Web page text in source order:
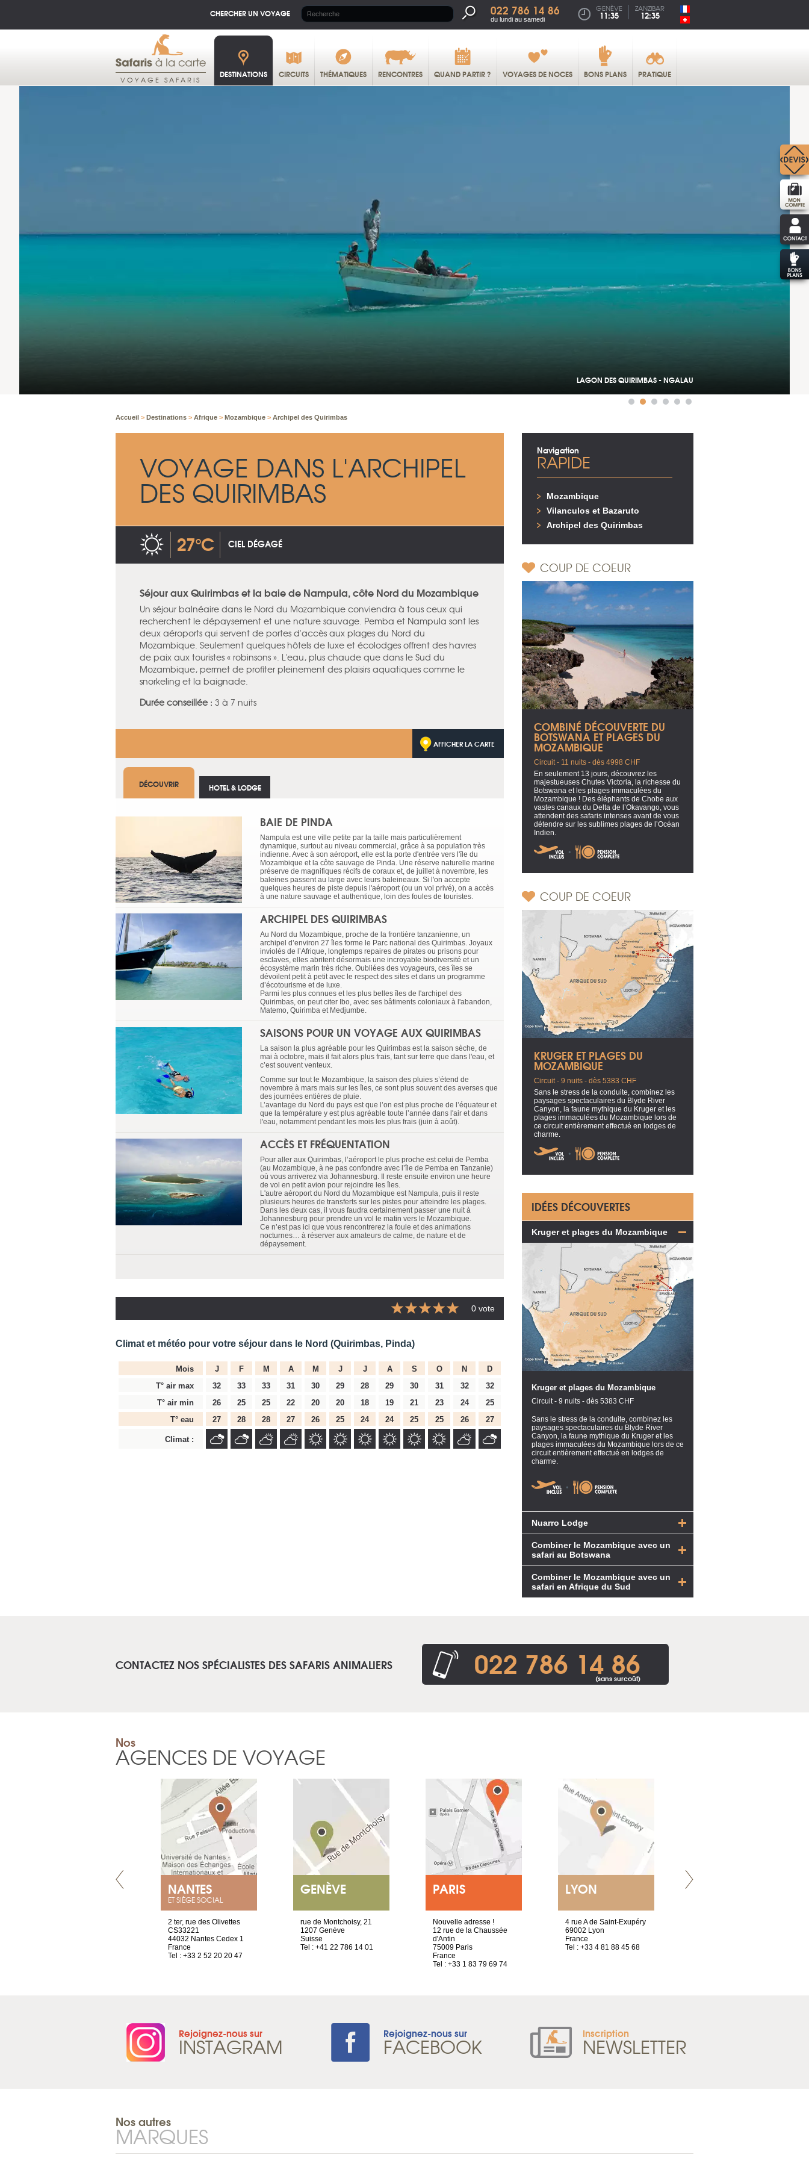
CHERCHER UN VOYAGE 022 786 14 86
du lundi au samedi
GENÈVE
11:35
ZANZIBAR
12:35
VOYAGE SAFARIS DESTINATIONS CIRCUITS THÉMATIQUES RENCONTRES QUAND PARTIR ? VOYAGES DE NOCES BONS PLANS PRATIQUE
LAGON DES QUIRIMBAS - NGALAU
Accueil > Destinations > Afrique > Mozambique > Archipel des Quirimbas
VOYAGE DANS L'ARCHIPEL
DES QUIRIMBAS
27°C CIEL DÉGAGÉ
Séjour aux Quirimbas et la baie de Nampula, côte Nord du Mozambique
Un séjour balnéaire dans le Nord du Mozambique conviendra à tous ceux qui
recherchent le dépaysement et une nature sauvage. Pemba et Nampula sont les
deux aéroports qui servent de portes d'accès aux plages du Nord du
Mozambique. Seulement quelques hôtels de luxe et écolodges offrent des havres
de paix aux touristes « robinsons ». L'eau, plus chaude que dans le Sud du
Mozambique, permet de profiter pleinement des plaisirs aquatiques comme le
snorkeling et la baignade.
Durée conseillée : 3 à 7 nuits
AFFICHER LA CARTE
DÉCOUVRIR
BAIE DE PINDA
Nampula est une ville petite par la taille mais particulièrement
dynamique, surtout au niveau commercial, grâce à sa population très
indienne. Avec à son aéroport, elle est la porte d'entrée vers l'île du
Mozambique et la côte sauvage de Pinda. Une réserve naturelle marine
préserve de magnifiques récifs de coraux et, de juillet à novembre, les
baleines passent au large avec leurs baleineaux. Si l'on accepte
quelques heures de piste depuis l'aéroport (ou un vol privé), on a accès
à une nature sauvage et authentique, loin des foules de touristes.
ARCHIPEL DES QUIRIMBAS
Au Nord du Mozambique, proche de la frontière tanzanienne, un
archipel d’environ 27 îles forme le Parc national des Quirimbas. Joyaux
inviolés de l’Afrique, longtemps repaires de pirates ou prisons pour
esclaves, elles abritent désormais une incroyable biodiversité et un
écosystème marin très riche. Oubliées des voyageurs, ces îles se
dévoilent petit à petit avec le respect des sites et dans un programme
d’écotourisme et de luxe.
Parmi les plus connues et les plus belles îles de l'archipel des
Quirimbas, on peut citer Ibo, avec ses bâtiments coloniaux à l'abandon,
Matemo, Quirimba et Medjumbe.
SAISONS POUR UN VOYAGE AUX QUIRIMBAS
La saison la plus agréable pour les Quirimbas est la saison sèche, de
mai à octobre, mais il fait alors plus frais, tant sur terre que dans l'eau, et
c’est souvent venteux.
Comme sur tout le Mozambique, la saison des pluies s’étend de
novembre à mars mais sur les îles, ce sont plus souvent des averses que
des journées entières de pluie.
L’avantage du Nord du pays est que l’on est plus proche de l’équateur et
que la température y est plus agréable toute l’année dans l'air et dans
l'eau, notamment pendant les mois les plus frais (juin à août).
ACCÈS ET FRÉQUENTATION
Pour aller aux Quirimbas, l’aéroport le plus proche est celui de Pemba
(au Mozambique, à ne pas confondre avec l’île de Pemba en Tanzanie)
où vous arriverez via Johannesburg. Il reste ensuite environ une heure
de vol en petit avion pour rejoindre les îles.
L'autre aéroport du Nord du Mozambique est Nampula, puis il reste
plusieurs heures de transferts sur les pistes pour atteindre les plages.
Dans les deux cas, il vous faudra certainement passer une nuit à
Johannesburg pour prendre un vol le matin vers le Mozambique.
Ce n’est pas ici que vous rencontrerez la foule et des animations
nocturnes… à réserver aux amateurs de calme, de nature et de
dépaysement.
HOTEL & LODGE
0 vote
Climat et météo pour votre séjour dans le Nord (Quirimbas, Pinda)
Mois J F M A M J J A S O N
D
T° air max
32 33 33 31 30 29 28 29 30 31 32
32
T° air min
26 25 25 22 20 20 18 19 21 23 24
25
T° eau
27 28 28 27 26 25 24 24 25 25 26 27
Climat :
Navigation
RAPIDE
Mozambique
Vilanculos et Bazaruto
Archipel des Quirimbas
COUP DE COEUR
COMBINÉ DÉCOUVERTE DU
BOTSWANA ET PLAGES DU
MOZAMBIQUE
Circuit - 11 nuits - dès 4998 CHF
En seulement 13 jours, découvrez les
majestueuses Chutes Victoria, la richesse du
Botswana et les plages immaculées du
Mozambique ! Des éléphants de Chobe aux
vastes canaux du Delta de l’Okavango, vous
attendent des safaris intenses avant de vous
détendre sur les sublimes plages de l’Océan
Indien.
COUP DE COEUR
KRUGER ET PLAGES DU
MOZAMBIQUE
Circuit - 9 nuits - dès 5383 CHF
Sans le stress de la conduite, combinez les
paysages spectaculaires du Blyde River
Canyon, la faune mythique du Kruger et les
plages immaculées du Mozambique lors de
ce circuit entièrement effectué en lodges de
charme.
IDÉES DÉCOUVERTES
Kruger et plages du Mozambique
Kruger et plages du Mozambique
Circuit - 9 nuits - dès 5383 CHF
Sans le stress de la conduite, combinez les
paysages spectaculaires du Blyde River
Canyon, la faune mythique du Kruger et les
plages immaculées du Mozambique lors de ce
circuit entièrement effectué en lodges de
charme.
Nuarro Lodge
Combiner le Mozambique avec un
safari au Botswana
Combiner le Mozambique avec un
safari en Afrique du Sud
CONTACTEZ NOS SPÉCIALISTES DES SAFARIS ANIMALIERS 022 786 14 86
(sans surcoût)
Nos
AGENCES DE VOYAGE
NANTES
ET SIÈGE SOCIAL
2 ter, rue des Olivettes
CS33221
44032 Nantes Cedex 1
France
Tel : +33 2 52 20 20 47
GENÈVE
rue de Montchoisy, 21
1207 Genève
Suisse
Tel : +41 22 786 14 01
PARIS
Nouvelle adresse !
12 rue de la Chaussée
d'Antin
75009 Paris
France
Tel : +33 1 83 79 69 74
LYON
4 rue A de Saint-Exupéry
69002 Lyon
France
Tel : +33 4 81 88 45 68
Rejoignez-nous sur
INSTAGRAM Rejoignez-nous sur
FACEBOOK Inscription
NEWSLETTER
Nos autres
MARQUES